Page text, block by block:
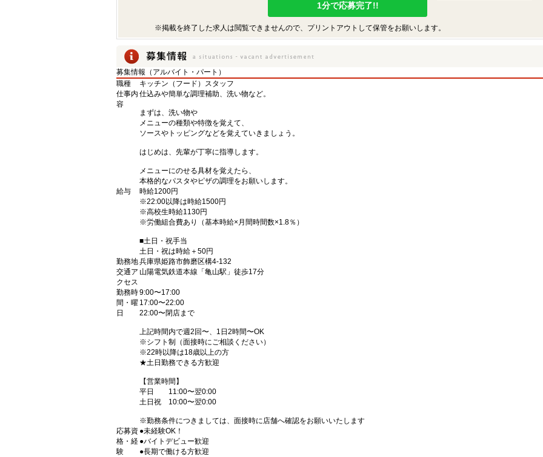
1分で応募完了!!
※掲載を終了した求人は閲覧できませんので、プリントアウトして保管をお願いします。
募集情報（アルバイト・パート）
職種
キッチン（フード）スタッフ
仕事内
容
仕込みや簡単な調理補助、洗い物など。
まずは、洗い物や
メニューの種類や特徴を覚えて、
ソースやトッピングなどを覚えていきましょう。
はじめは、先輩が丁寧に指導します。
メニューにのせる具材を覚えたら、
本格的なパスタやピザの調理をお願いします。
給与
時給1200円
※22:00以降は時給1500円
※高校生時給1130円
※労働組合費あり（基本時給×月間時間数×1.8％）
■土日・祝手当
土日・祝は時給＋50円
勤務地兵庫県姫路市飾磨区構4-132
交通ア
クセス
山陽電気鉄道本線「亀山駅」徒歩17分
勤務時
間・曜
日
9:00〜17:00
17:00〜22:00
22:00〜閉店まで
上記時間内で週2回〜、1日2時間〜OK
※シフト制（面接時にご相談ください）
※22時以降は18歳以上の方
★土日勤務できる方歓迎
【営業時間】
平日 11:00〜翌0:00
土日祝 10:00〜翌0:00
※勤務条件につきましては、面接時に店舗へ確認をお願いいたします
応募資
格・経
験
●未経験OK！
●バイトデビュー歓迎
●長期で働ける方歓迎